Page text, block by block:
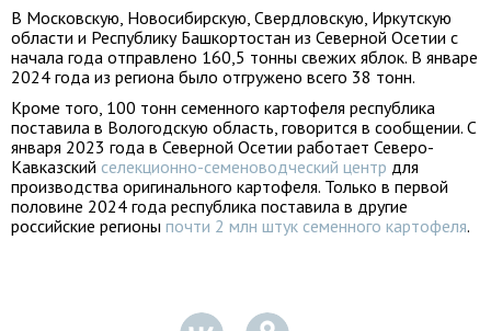
В Московскую, Новосибирскую, Свердловскую, Иркутскую
области и Республику Башкортостан из Северной Осетии с
начала года отправлено 160,5 тонны свежих яблок. В январе
2024 года из региона было отгружено всего 38 тонн.
Кроме того, 100 тонн семенного картофеля республика
поставила в Вологодскую область, говорится в сообщении. С
января 2023 года в Северной Осетии работает Северо-
Кавказский селекционно-семеноводческий центр для
производства оригинального картофеля. Только в первой
половине 2024 года республика поставила в другие
российские регионы почти 2 млн штук семенного картофеля.